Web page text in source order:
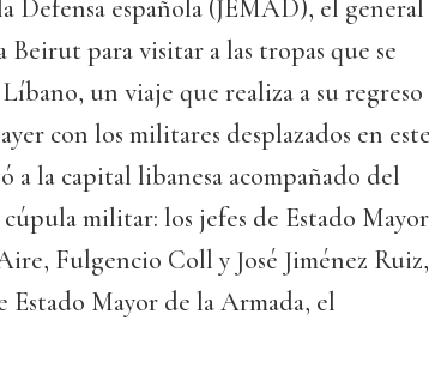
Defensa española (JEMAD), el general
Beirut para visitar a las tropas que se
un viaje que realiza a su regreso
con los militares desplazados en este
a la capital libanesa acompañado del
militar: los jefes de Estado Mayor
Fulgencio Coll y José Jiménez Ruiz,
Estado Mayor de la Armada, el